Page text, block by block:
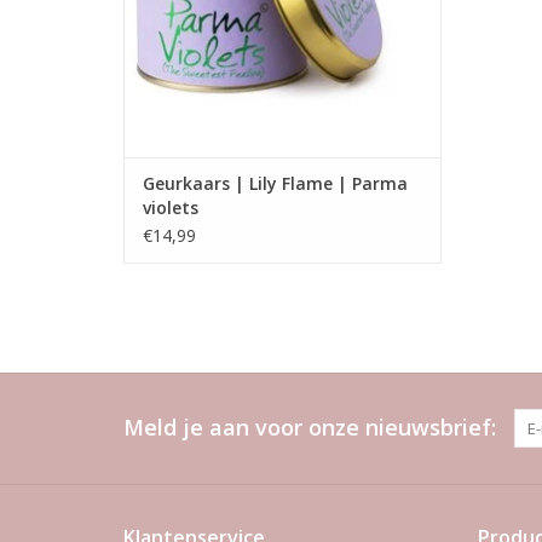
Geurkaars | Lily Flame | Parma
violets
€14,99
Meld je aan voor onze nieuwsbrief: